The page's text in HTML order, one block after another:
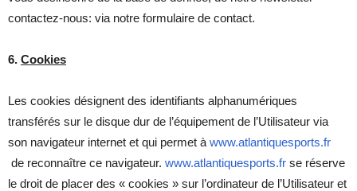
contactez-nous: via notre formulaire de contact.
6. Cookies
Les cookies désignent des identifiants alphanumériques
transférés sur le disque dur de l’équipement de l’Utilisateur via
son navigateur internet et qui permet à www.atlantiquesports.fr
de reconnaître ce navigateur. www.atlantiquesports.fr se réserve
le droit de placer des « cookies » sur l’ordinateur de l’Utilisateur et